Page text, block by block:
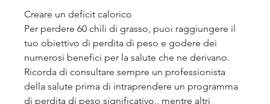
Creare un deficit calorico
Per perdere 60 chili di grasso, puoi raggiungere il
tuo obiettivo di perdita di peso e godere dei
numerosi benefici per la salute che ne derivano.
Ricorda di consultare sempre un professionista
della salute prima di intraprendere un programma
di perdita di peso significativo., mentre altri